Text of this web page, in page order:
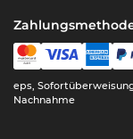
eps,
Nachnahme